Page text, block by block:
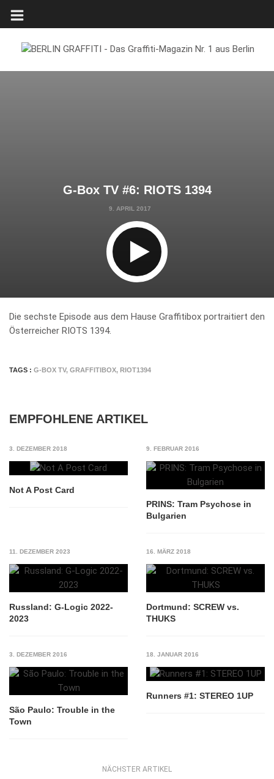
G-Box TV #6: RIOTS 1394
9. APRIL 2017
Die sechste Episode aus dem Hause Graffitibox portraitiert den
Österreicher RIOTS 1394.
TAGS : G-BOX TV, GRAFFITIBOX, RIOT1394
EMPFOHLENE ARTIKEL
3. DEZEMBER 2018
Not A Post Card
9. FEBRUAR 2016
PRINS: Tram Psychose in
Bulgarien
11. DEZEMBER 2023
Russland: G-Logic 2022-
2023
16. MÄRZ 2018
Dortmund: SCREW vs.
THUKS
3. DEZEMBER 2016
São Paulo: Trouble in the
Town
18. JANUAR 2016
Runners #1: STEREO 1UP
NÄCHSTER ARTIKEL